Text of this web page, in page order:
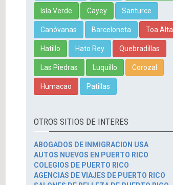
Isla Verde Cayey Santurce
Canóvanas Barceloneta Toa Alta
Hatillo Hato Rey Quebradillas
Las Piedras Luquillo Corozal
Humacao Patillas
OTROS SITIOS DE INTERES
ABOGADOS DE INMIGRACION USA
AUTOS NUEVOS EN PUERTO RICO
COLEGIOS DE PUERTO RICO
AGENCIAS DE VIAJES DE PUERTO RICO